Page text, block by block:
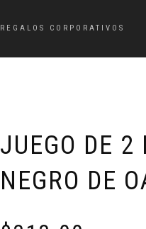
REGALOS CORPORATIVOS
JUEGO DE 2
NEGRO DE